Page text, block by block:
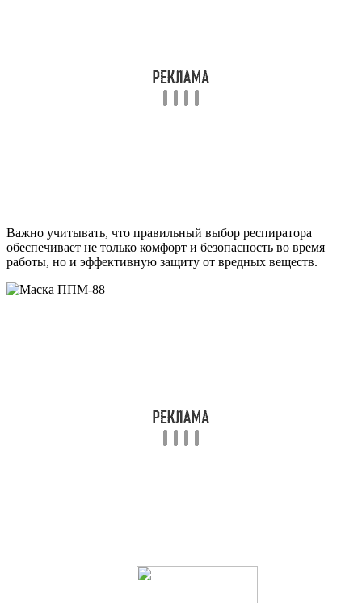
Важно учитывать, что правильный выбор респиратора
обеспечивает не только комфорт и безопасность во время
работы, но и эффективную защиту от вредных веществ.